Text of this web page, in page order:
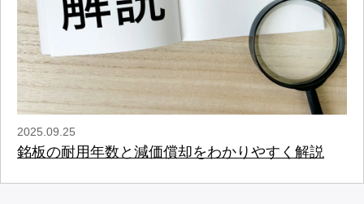
2025.09.25
銘板の耐用年数と減価償却をわかりやすく解説